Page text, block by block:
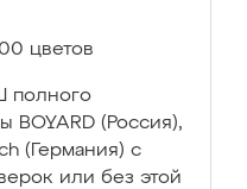
цветов
полного
BOYARD (Россия),
(Германия) с
или без этой